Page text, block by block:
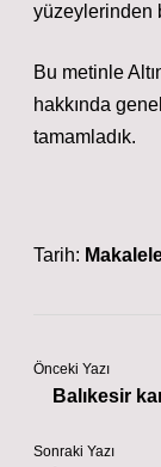
yüzeylerinden
Bu metinle
hakkında
tamamladık.
Tarih:
Önceki Yazı
Balıkesir
Sonraki Yazı